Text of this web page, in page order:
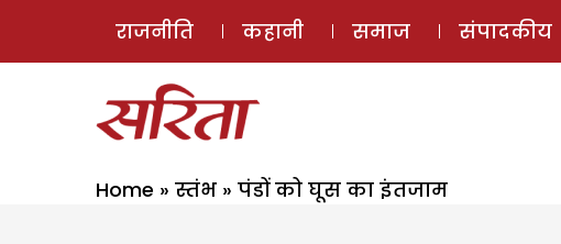
राजनीति कहानी समाज संपादकीय
Home » स्तंभ » पंडों को घूस का इंतजाम